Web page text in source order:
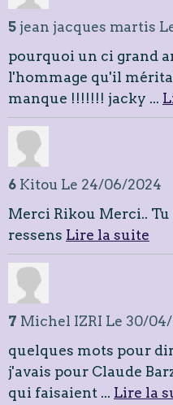
5 jean jacques martis
pourquoi un ci grand
l'hommage qu'il
manque !!!!!!! jacky ...
6 Kitou Le 24/06/2024
Merci Rikou Merci..
ressens Lire la suite
7 Michel IZRI Le 30/
quelques mots pour
j'avais pour Claude
qui faisaient ... Lire la